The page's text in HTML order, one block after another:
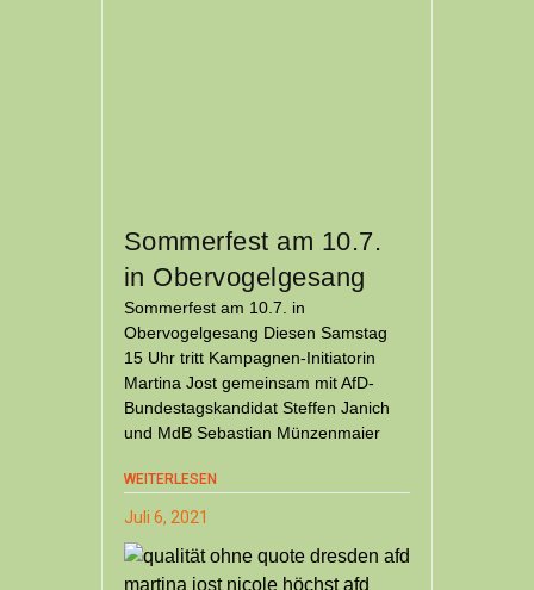
Sommerfest am 10.7.
in Obervogelgesang
Sommerfest am 10.7. in
Obervogelgesang Diesen Samstag
15 Uhr tritt Kampagnen-Initiatorin
Martina Jost gemeinsam mit AfD-
Bundestagskandidat Steffen Janich
und MdB Sebastian Münzenmaier
WEITERLESEN
Juli 6, 2021